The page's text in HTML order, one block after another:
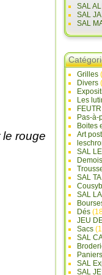
rouge
SAL
SAL
SAL
Grilles
Divers
Les
Pas-à-
Boites
Art
SAL
SAL
SAL
Dés
JEU
Sacs
SAL
Paniers
SAL
SAL